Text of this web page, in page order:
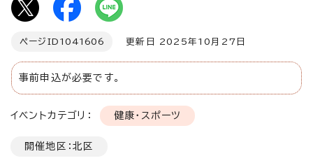
ページID 1041606 更新日 2025年10月27日
事前申込が必要です。
イベントカテゴリ： 健康・スポーツ
開催地区：北区